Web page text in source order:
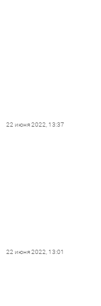
22 июня 2022, 13:37
22 июня 2022, 13:01